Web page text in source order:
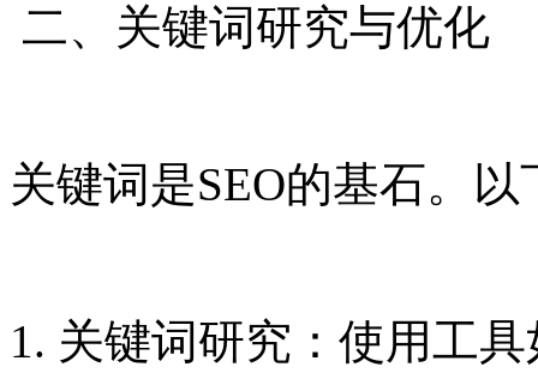
二、关键词研究与优化
关键词是SEO的基石。
1. 关键词研究：使用工具